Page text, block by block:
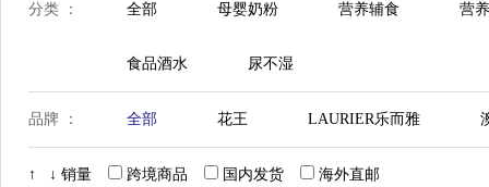
分类 ： 全部 母婴奶粉 营养辅食 营
食品酒水 尿不湿
品牌 ： 全部 花王 LAURIER乐而雅
日本汉方 P&G宝洁 LG
↑ ↓ 销量 跨境商品 国内发货 海外直邮